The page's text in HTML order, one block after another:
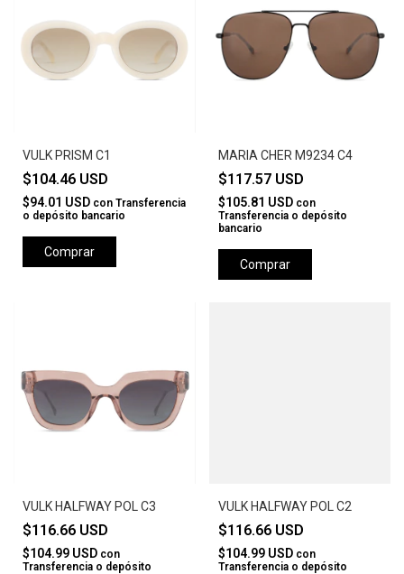
VULK PRISM C1
$104.46 USD
$94.01 USD con Transferencia
o depósito bancario
Comprar
MARIA CHER M9234 C4
$117.57 USD
$105.81 USD con
Transferencia o depósito
bancario
Comprar
VULK HALFWAY POL C3
$116.66 USD
$104.99 USD con
Transferencia o depósito
VULK HALFWAY POL C2
$116.66 USD
$104.99 USD con
Transferencia o depósito